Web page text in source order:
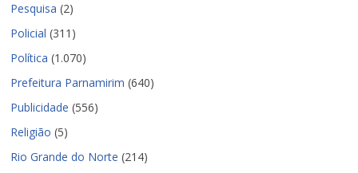
Pesquisa (2)
Policial (311)
Política (1.070)
Prefeitura Parnamirim (640)
Publicidade (556)
Religião (5)
Rio Grande do Norte (214)